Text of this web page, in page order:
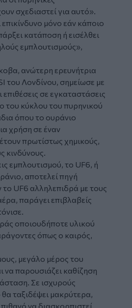
σχεδιαστεί για αυτό».
επικίνδυνο μόνο εάν κάποιο
κατάποση ή εισέλθει
εμπλουτισμούς»,
ανώτερη ερευνήτρια
του Λονδίνου, σημείωσε με
επιθέσεις σε εγκαταστάσεις
του κύκλου του πυρηνικού
όπου το ουράνιο
χρήση σε έναν
πρωτίστως χημικούς,
κινδύνους.
εμπλουτισμού, το UF6, ή
αποτελεί πηγή
UF6 αλληλεπιδρά με τους
παράγει επιβλαβείς
οποιουδήποτε υλικού
όπως ο καιρός,
μεγάλο μέρος του
να παρουσιάζει καθίζηση
Σε ισχυρούς
ταξιδέψει μακρύτερα,
να διασκορπιστεί